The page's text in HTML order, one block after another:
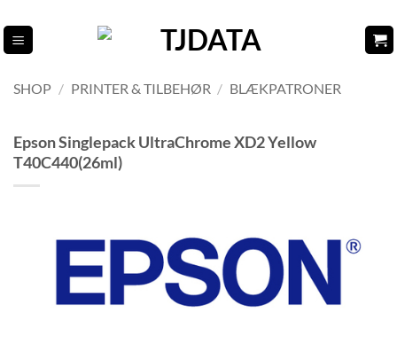
til
indhold
SHOP / PRINTER & TILBEHØR / BLÆKPATRONER
Epson Singlepack UltraChrome XD2 Yellow
T40C440(26ml)